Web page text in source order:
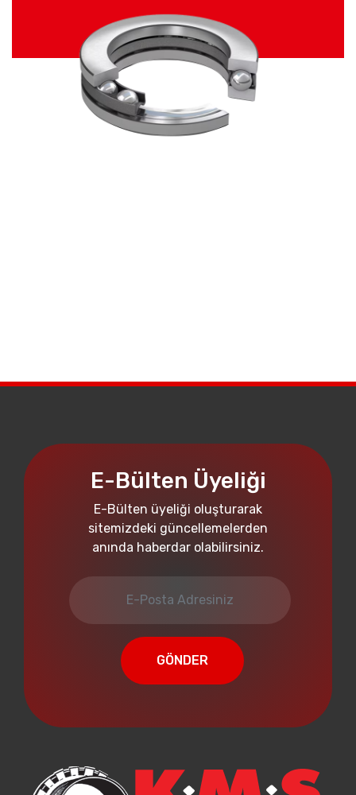
E-Bülten Üyeliği
E-Bülten üyeliği oluşturarak
sitemizdeki güncellemelerden
anında haberdar olabilirsiniz.
GÖNDER